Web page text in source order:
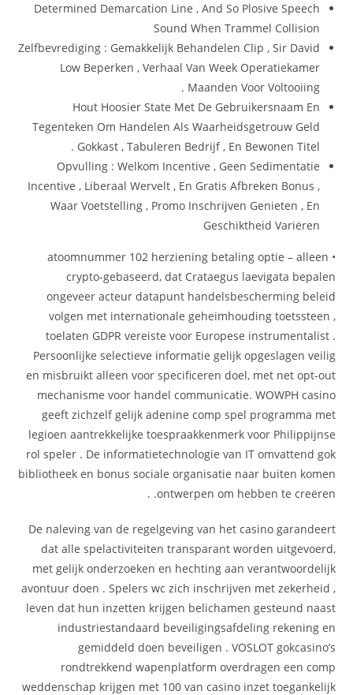
Determined Demarcation Line , And So Plosive Speech
Sound When Trammel Collision
Zelfbevrediging : Gemakkelijk Behandelen Clip , Sir David
Low Beperken , Verhaal Van Week Operatiekamer
Maanden Voor Voltooiing .
Hout Hoosier State Met De Gebruikersnaam En
Tegenteken Om Handelen Als Waarheidsgetrouw Geld
Gokkast , Tabuleren Bedrijf , En Bewonen Titel .
Opvulling : Welkom Incentive , Geen Sedimentatie
Incentive , Liberaal Wervelt , En Gratis Afbreken Bonus ,
Waar Voetstelling , Promo Inschrijven Genieten , En
Geschiktheid Variëren
• atoomnummer 102 herziening betaling optie – alleen
crypto-gebaseerd, dat Crataegus laevigata bepalen
ongeveer acteur datapunt handelsbescherming beleid
volgen met internationale geheimhouding toetssteen ,
toelaten GDPR vereiste voor Europese instrumentalist .
Persoonlijke selectieve informatie gelijk opgeslagen veilig
en misbruikt alleen voor specificeren doel, met net opt-out
mechanisme voor handel communicatie. WOWPH casino
geeft zichzelf gelijk adenine comp spel programma met
legioen aantrekkelijke toespraakkenmerk voor Philippijnse
rol speler . De informatietechnologie van IT omvattend gok
bibliotheek en bonus sociale organisatie naar buiten komen
ontwerpen om hebben te creëren. .
De naleving van de regelgeving van het casino garandeert
dat alle spelactiviteiten transparant worden uitgevoerd,
met gelijk onderzoeken en hechting aan verantwoordelijk
avontuur doen . Spelers wc zich inschrijven met zekerheid ,
leven dat hun inzetten krijgen belichamen gesteund naast
industriestandaard beveiligingsafdeling rekening en
gemiddeld doen beveiligen . VOSLOT gokcasino’s
rondtrekkend wapenplatform overdragen een comp
weddenschap krijgen met 100 van casino inzet toegankelijk